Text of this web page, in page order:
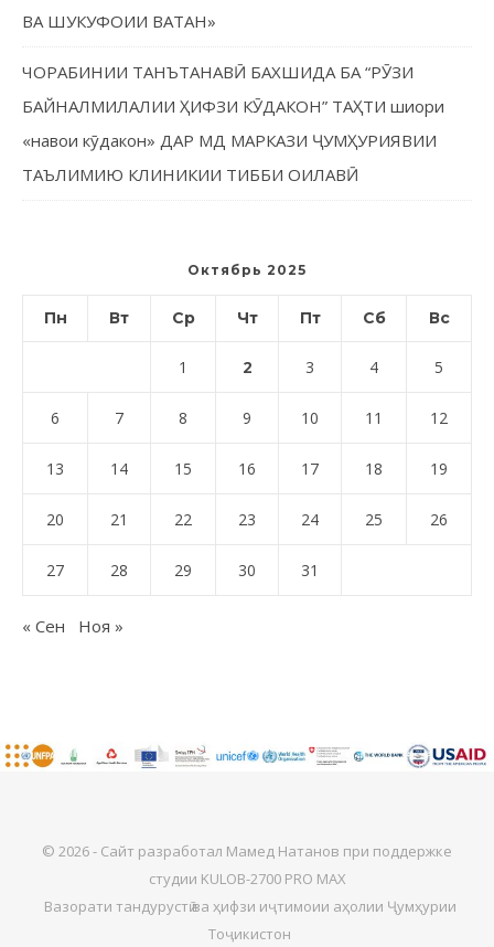
ВА ШУКУФОИИ ВАТАН»
ЧОРАБИНИИ ТАНЪТАНАВӢ БАХШИДА БА “РӮЗИ
БАЙНАЛМИЛАЛИИ ҲИФЗИ КӮДАКОН” ТАҲТИ шиори
«навои кӯдакон» ДАР МД МАРКАЗИ ҶУМҲУРИЯВИИ
ТАЪЛИМИЮ КЛИНИКИИ ТИББИ ОИЛАВӢ
Октябрь 2025
Пн Вт Ср Чт Пт Сб Вс
1 2 3 4 5
6 7 8 9 10 11 12
13 14 15 16 17 18 19
20 21 22 23 24 25 26
27 28 29 30 31
« Сен Ноя »
© 2026 - Сайт разработал Мамед Натанов при поддержке
студии KULOB-2700 PRO MAX
Вазорати тандурустӣ ва ҳифзи иҷтимоии аҳолии Ҷумҳурии
Тоҷикистон